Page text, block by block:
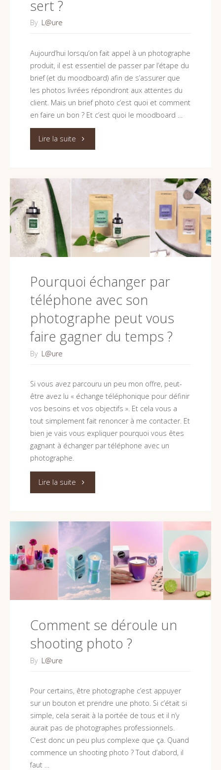
sert ?
By L@ure
Aujourd’hui lorsqu’on fait appel à un photographe
produit, il est essentiel de passer par l’étape du
brief (et du moodboard) afin de s’assurer que
les photos livrées répondront aux attentes du
client. Mais un brief photo c’est quoi et comment
en faire un bon ? Et c’est quoi le moodboard …
Lire la suite "Brief
moodboard photo,
qu’est-
que
et
à
quoi
?"
Pourquoi échanger par
téléphone avec son
photographe peut vous
faire gagner du temps ?
By L@ure
Si vous avez parcouru un peu mon offre, peut-
être avez lu « échange téléphonique pour définir
vos besoins et vos objectifs ». Et cela vous a
tout simplement fait renoncer à me contacter. Et
bien je vais vous expliquer pourquoi vous êtes
gagnant à échanger par téléphone avec un
photographe.
Lire la suite "Pourquoi
par
téléphone
avec
son
peut
vous
gagner
du
temps
?"
Comment se déroule un
shooting photo ?
By L@ure
Pour certains, être photographe c’est appuyer
sur un bouton et prendre une photo. Si c’était si
simple, cela serait à la portée de tous et il n’y
aurait pas de photographes professionnels.
C’est donc un peu plus complexe que ça. Quand
commence un shooting photo ? Tout d’abord, il
faut …